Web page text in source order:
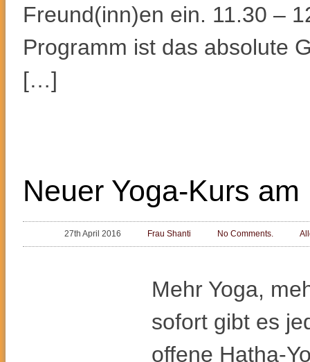
Freund(inn)en ein. 11.30 –
Programm ist das absolute
[…]
Neuer Yoga-Kurs
27th April 2016 Frau Shanti No Comments.
Mehr Yoga,
sofort gibt es
offene Hatha-